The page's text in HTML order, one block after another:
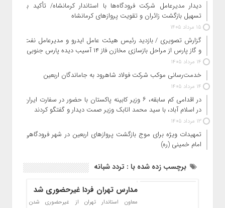
دیدار مدیرعامل شرکت فرودگاه‌ها با استاندار کرمانشاه/ تأکید بر
تسهیل بازگشت زائران و تقویت پروازهای کرمانشاه
15 مرداد 1405
گزارش تصویری / بازدید رئیس هیئت عامل ایدرو و مدیرعامل نفت
و گاز پارس از مراحل بازسازی مخازن فاز ۱۴ آسیب دیده پارس جنوبی
14 مرداد 1405
خدمت‌رسانی موکب شرکت فولاد شاهرود به جاماندگان اربعین
14 مرداد 1405
در اقدامی کم سابقه، ۶ وزیر کابینه پاکستان با حضور در سفارت ایران
در اسلام آباد، با سید محمد اتابک وزیر صمت دیدار و گفتگو کردند
13 مرداد 1405
تمهیدات ویژه برای موج بازگشت پروازهای اربعین در شهر فرودگاهی
امام خمینی (ره)
برچسب زده شده با : تردد شبانه
مدارس تهران فردا غیرحضوری شد
معاون استاندار تهران از غیرحضوری شدن